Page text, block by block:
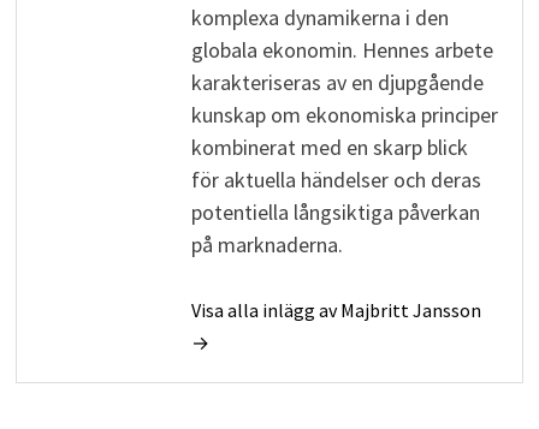
komplexa dynamikerna i den
globala ekonomin. Hennes arbete
karakteriseras av en djupgående
kunskap om ekonomiska principer
kombinerat med en skarp blick
för aktuella händelser och deras
potentiella långsiktiga påverkan
på marknaderna.
Visa alla inlägg av Majbritt Jansson
→